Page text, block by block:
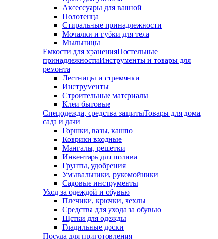
Аксессуары для ванной
Полотенца
Стиральные принадлежности
Мочалки и губки для тела
Мыльницы
Емкости для храненияПостельные
принадлежностиИнструменты и товары для
ремонта
Лестницы и стремянки
Инструменты
Строительные материалы
Клеи бытовые
Спецодежда, средства защитыТовары для дома,
сада и дачи
Горшки, вазы, кашпо
Коврики входные
Мангалы, решетки
Инвентарь для полива
Грунты, удобрения
Умывальники, рукомойники
Садовые инструменты
Уход за одеждой и обувью
Плечики, крючки, чехлы
Средства для ухода за обувью
Щетки для одежды
Гладильные доски
Посуда для приготовления